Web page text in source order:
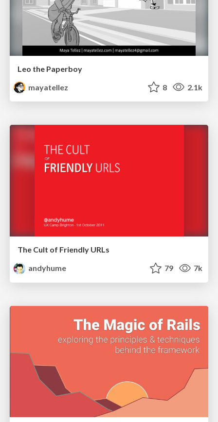
Leo the Paperboy
mayatellez
8 2.1k
The Cult of Friendly URLs
andyhume
79 7k